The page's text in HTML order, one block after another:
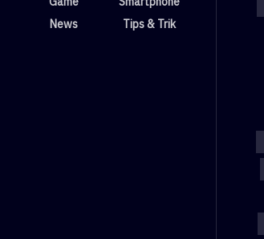
News
Tips & Trik